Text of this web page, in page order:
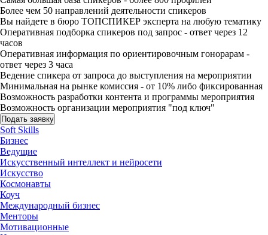
Более чем 50 направлений деятельности спикеров
Вы найдете в бюро ТОПСПИКЕР эксперта на любую тематику
Оперативная подборка спикеров под запрос - ответ через 12
часов
Оперативная информация по ориентировочным гонорарам -
ответ через 3 часа
Ведение спикера от запроса до выступления на мероприятии
Минимальная на рынке комиссия - от 10% либо фиксированная
Возможность разработки контента и программы мероприятия
Возможность организации мероприятия "под ключ"
Подать заявку
Soft Skills
Бизнес
Ведущие
Искусственный интеллект и нейросети
Искусство
Космонавты
Коуч
Международный бизнес
Менторы
Мотивационные